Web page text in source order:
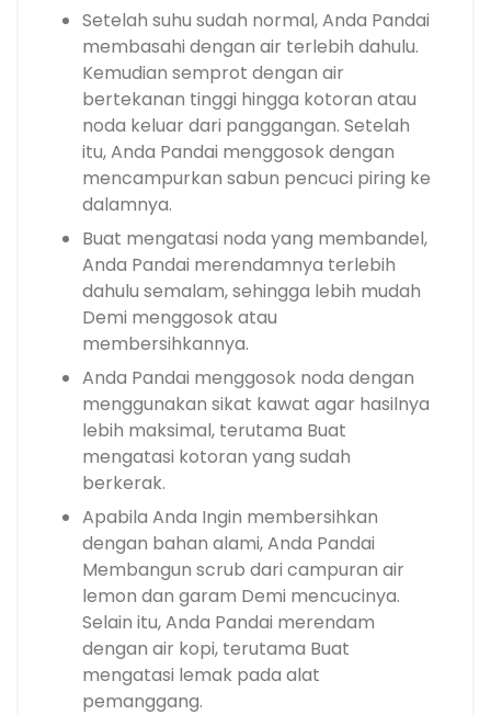
Setelah suhu sudah normal, Anda Pandai
membasahi dengan air terlebih dahulu.
Kemudian semprot dengan air
bertekanan tinggi hingga kotoran atau
noda keluar dari panggangan. Setelah
itu, Anda Pandai menggosok dengan
mencampurkan sabun pencuci piring ke
dalamnya.
Buat mengatasi noda yang membandel,
Anda Pandai merendamnya terlebih
dahulu semalam, sehingga lebih mudah
Demi menggosok atau
membersihkannya.
Anda Pandai menggosok noda dengan
menggunakan sikat kawat agar hasilnya
lebih maksimal, terutama Buat
mengatasi kotoran yang sudah
berkerak.
Apabila Anda Ingin membersihkan
dengan bahan alami, Anda Pandai
Membangun scrub dari campuran air
lemon dan garam Demi mencucinya.
Selain itu, Anda Pandai merendam
dengan air kopi, terutama Buat
mengatasi lemak pada alat
pemanggang.